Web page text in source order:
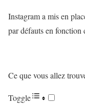
Instagram a mis en
par défauts en fonction
Ce que vous allez
Toggle